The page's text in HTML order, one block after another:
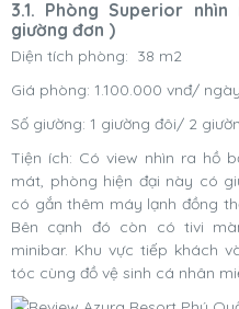
3.1. Phòng Superior
giường đơn )
Diện tích phòng: 38 m2
Giá phòng: 1.100.000 vnđ/ ngày
Số giường: 1 giường đôi/ 2
Tiện ích: Có view nhìn ra hồ
mát, phòng hiện đại này có
có gắn thêm máy lạnh đồng
Bên cạnh đó còn có tivi
minibar. Khu vực tiếp khách
tóc cùng đồ vệ sinh cá nhân